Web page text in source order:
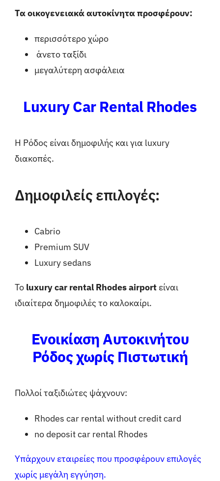
Τα οικογενειακά αυτοκίνητα προσφέρουν:
περισσότερο χώρο
άνετο ταξίδι
μεγαλύτερη ασφάλεια
Luxury Car Rental Rhodes
Η Ρόδος είναι δημοφιλής και για luxury
διακοπές.
Δημοφιλείς επιλογές:
Cabrio
Premium SUV
Luxury sedans
Το luxury car rental Rhodes airportείναι
ιδιαίτερα δημοφιλές το καλοκαίρι.
Ενοικίαση Αυτοκινήτου
Ρόδος χωρίς Πιστωτική
Πολλοί ταξιδιώτες ψάχνουν:
Rhodes car rental without credit card
no deposit car rental Rhodes
Υπάρχουν εταιρείες που προσφέρουν επιλογές
χωρίς μεγάλη εγγύηση.